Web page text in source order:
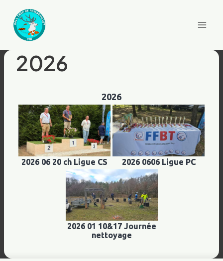
contenu
2026
2026
2026 06 20 ch Ligue CS 2026 0606 Ligue PC
2026 01 10&17 Journée
nettoyage